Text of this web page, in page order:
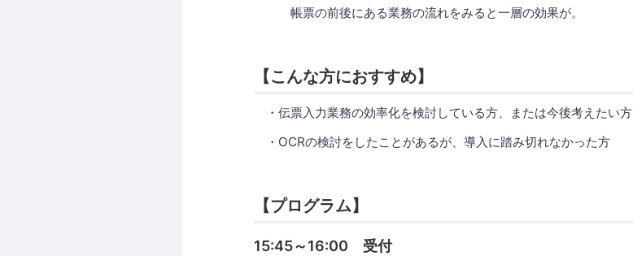
帳票の前後にある業務の流れをみると一層の効果が。
【こんな方におすすめ】
・伝票入力業務の効率化を検討している方、または今後考えたい方
・OCRの検討をしたことがあるが、導入に踏み切れなかった方
【プログラム】
15:45～16:00 受付